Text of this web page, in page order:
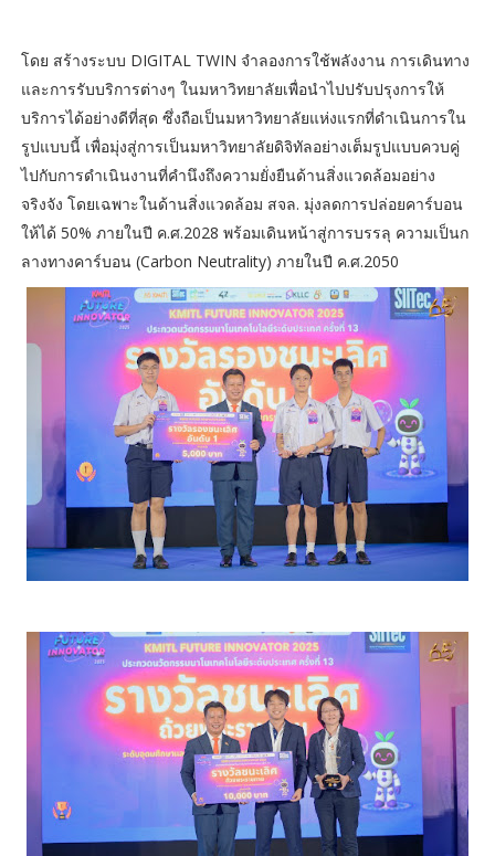
โดย สร้างระบบ DIGITAL TWIN จำลองการใช้พลังงาน การเดินทาง
และการรับบริการต่างๆ ในมหาวิทยาลัยเพื่อนำไปปรับปรุงการให้
บริการได้อย่างดีที่สุด ซึ่งถือเป็นมหาวิทยาลัยแห่งแรกที่ดำเนินการใน
รูปแบบนี้ เพื่อมุ่งสู่การเป็นมหาวิทยาลัยดิจิทัลอย่างเต็มรูปแบบควบคู่
ไปกับการดำเนินงานที่คำนึงถึงความยั่งยืนด้านสิ่งแวดล้อมอย่าง
จริงจัง โดยเฉพาะในด้านสิ่งแวดล้อม สจล. มุ่งลดการปล่อยคาร์บอน
ให้ได้ 50% ภายในปี ค.ศ.2028 พร้อมเดินหน้าสู่การบรรลุ ความเป็นก
ลางทางคาร์บอน (Carbon Neutrality) ภายในปี ค.ศ.2050